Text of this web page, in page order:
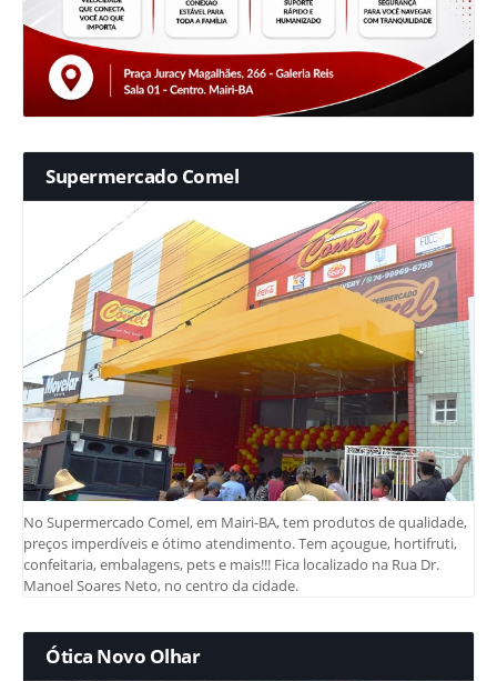
Supermercado Comel
No Supermercado Comel, em Mairi-BA, tem produtos de qualidade,
preços imperdíveis e ótimo atendimento. Tem açougue, hortifruti,
confeitaria, embalagens, pets e mais!!! Fica localizado na Rua Dr.
Manoel Soares Neto, no centro da cidade.
Ótica Novo Olhar